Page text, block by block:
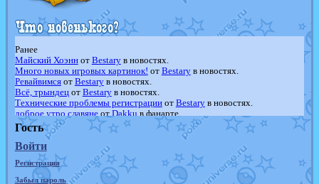
Ранее
Майский Хоэннот Bestaryв новостях.
Много новых игровых картинок! от Bestaryв новостях.
Ревайвимсяот Bestaryв новостях.
Всё, трындецот Bestaryв новостях.
Технические проблемы регистрацииот Bestaryв новостях.
доброе утро славянеот Dakku в фанарте.
Йолда и МимикьюотMavisNyanCatв фанарте.
Недовольный котомангуст
в фанарте.
The Dark Wishmaker
отRandomon
шадоу спиритомб
отilovearceus
в фанарте.
траббишотilovearceusв фанарте.
Raging BoltотGraceDaFox
Гость
Войти
Регистрация
Забыл пароль